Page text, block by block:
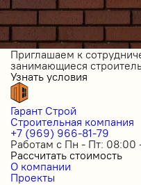
Приглашаем к
занимающиеся
Узнать условия
Гарант Строй
Строительная компания
+7 (969) 966-81-79
Работам с Пн - Пт: 08:00
Рассчитать стоимость
О компании
Проекты